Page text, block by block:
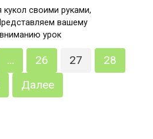
своими руками,
вашему
урок
… 26 27
28
Далее